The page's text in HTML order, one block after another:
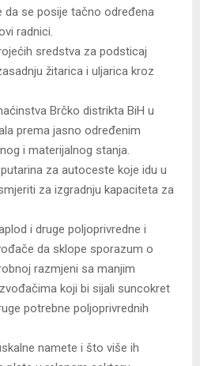
da se posije tačno određena
radnici.
sredstva za podsticaj
žitarica i uljarica kroz
Brčko distrikta BiH u
prema jasno određenim
i materijalnog stanja.
za autoceste koje idu u
za izgradnju kapaciteta za
i druge poljoprivredne i
da sklope sporazum o
razmjeni sa manjim
koji bi sijali suncokret
potrebne poljoprivrednih
namete i što više ih